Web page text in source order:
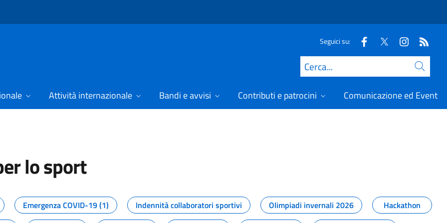
Seguici su:
Cerca
Attività internazionale Bandi e avvisi Contributi e patrocini Comunicazione ed Eventi
lo sport
dal Dipartimento per lo sport
Emergenza COVID-19 (1) Indennità collaboratori sportivi Olimpiadi invernali 2026
Hackathon